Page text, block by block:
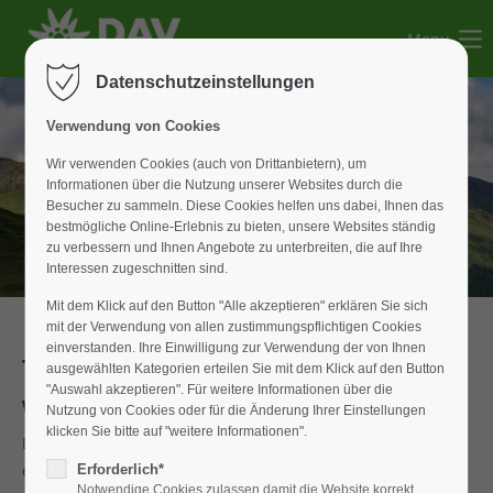
Der Eintrag "offcanvas-col2" existiert leider nicht.
Der Eintrag "offcanvas-col3" existiert leider nicht.
Der Eintrag "offcanvas-col4" existiert leider nicht.
Menu
Tagestour
Wettersteingebirge zeigte seine 2 Gesichter
Das wechselhafte Sommerwetter forderte wieder einmal
eine schwierige Entscheidung für die geplante Tagestour in
Datenschutzeinstellungen
Verwendung von Cookies
Wir verwenden Cookies (auch von Drittanbietern), um
Informationen über die Nutzung unserer Websites durch die
Besucher zu sammeln. Diese Cookies helfen uns dabei, Ihnen das
bestmögliche Online-Erlebnis zu bieten, unsere Websites ständig
zu verbessern und Ihnen Angebote zu unterbreiten, die auf Ihre
Interessen zugeschnitten sind.
Mit dem Klick auf den Button "Alle akzeptieren" erklären Sie sich
mit der Verwendung von allen zustimmungspflichtigen Cookies
einverstanden. Ihre Einwilligung zur Verwendung der von Ihnen
ausgewählten Kategorien erteilen Sie mit dem Klick auf den Button
"Auswahl akzeptieren". Für weitere Informationen über die
Nutzung von Cookies oder für die Änderung Ihrer Einstellungen
klicken Sie bitte auf "weitere Informationen".
Erforderlich*
Notwendige Cookies zulassen damit die Website korrekt